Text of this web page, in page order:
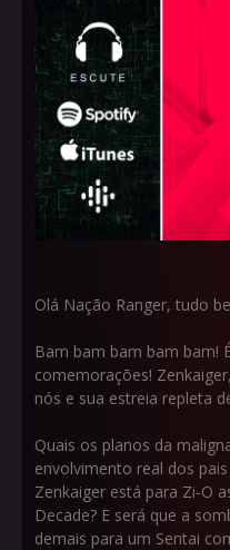
Olá Nação Ranger, tudo
Bam bam bam bam bam!
comemorações!
nós e sua estreia repleta
Quais os planos da
envolvimento real dos
Zenkaiger está para Zi-O
Decade? E será que a
demais para um Sentai